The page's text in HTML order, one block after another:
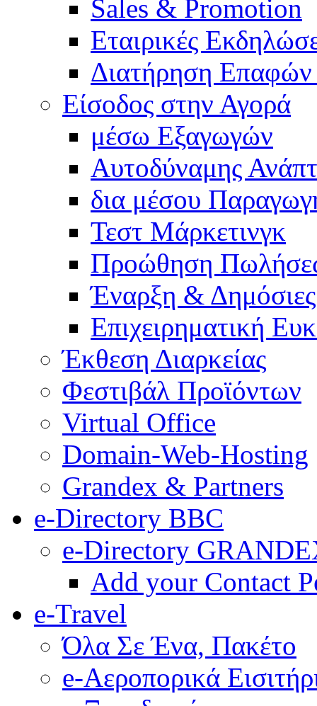
Sales & Promotion
Εταιρικές
Διατήρηση
Είσοδος στην Αγορά
μέσω Εξαγωγών
Αυτοδύναμης
δια μέσου
Τεστ Μάρκετινγκ
Προώθηση
Έναρξη & Δημόσιες
Επιχειρηματική
Έκθεση Διαρκείας
Φεστιβάλ Προϊόντων
Virtual Office
Domain-Web-Hosting
Grandex & Partners
e-Directory BBC
e-Directory
Add your Contact
e-Travel
Όλα Σε Ένα, Πακέτο
e-Αεροπορικά